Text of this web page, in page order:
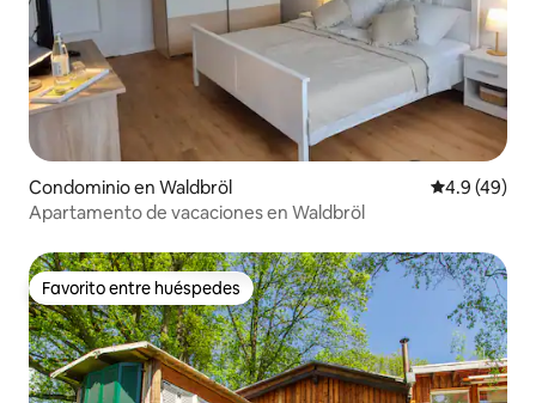
Condominio en Waldbröl Calificación
4.9 (49)
Apartamento de vacaciones en Waldbröl
Favorito entre huéspedes
Favorito entre huéspedes